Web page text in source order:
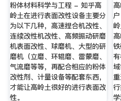
粉体材料科学与工程 - 知乎高
岭土在进行表面改性设备主要分
为以下几种，高速捏合机改性、
连续改性机改性、高频振动研磨
机表面改性、球磨机、大型的研
磨机（立磨、环辊磨、雷蒙磨、
气流磨等等，再配合相应的粉体
改性剂、计量设备等配套东西，
才能让高岭土很好的进行表面改
性。